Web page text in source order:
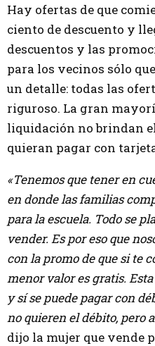
Hay ofertas de que
ciento de descuento y
descuentos y las
para los vecinos sólo
un detalle: todas las
riguroso. La gran
liquidación no brindan
quieran pagar con
«Tenemos que tener en
en donde las familias
para la escuela. Todo se
vender. Es por eso que
con la promo de que si te
menor valor es gratis.
y sí se puede pagar con
no quieren el débito, pero
dijo la mujer que vende